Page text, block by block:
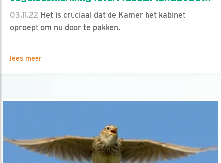
03.11.22 Het is cruciaal dat de Kamer het kabinet
oproept om nu door te pakken.
lees meer